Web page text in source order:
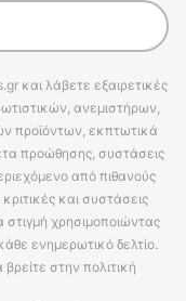
και λάβετε εξαιρετικές
ανεμιστήρων,
προϊόντων, εκπτωτικά
προώθησης, συστάσεις
από πιθανούς
και συστάσεις
χρησιμοποιώντας
ενημερωτικό δελτίο.
στην πολιτική